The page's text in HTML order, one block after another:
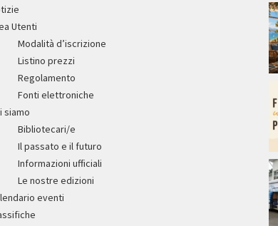
Utenti
Modalità d’iscrizione
Listino prezzi
Regolamento
Fonti elettroniche
siamo
Bibliotecari/e
Il passato e il futuro
Informazioni ufficiali
Le nostre edizioni
eventi